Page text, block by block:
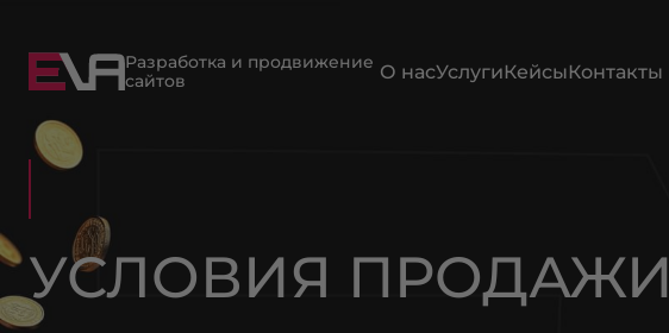
Разработка и продвижение
сайтов
О насУслугиКейсыКонтакты
УСЛОВИЯ ПРОДАЖИ